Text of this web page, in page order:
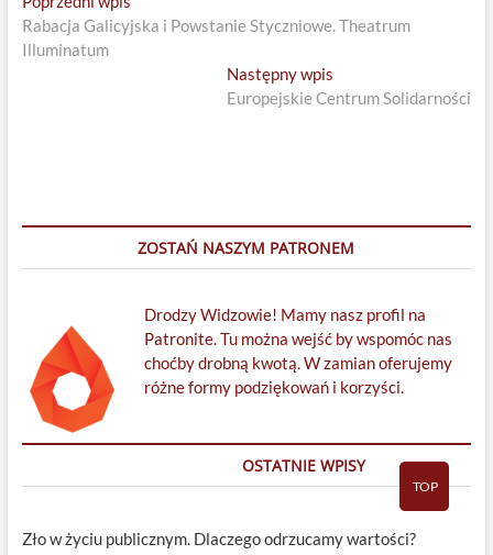
wpisu
post:
Rabacja Galicyjska i Powstanie Styczniowe. Theatrum
Illuminatum
Następny wpis
post:
Europejskie Centrum Solidarności
ZOSTAŃ NASZYM PATRONEM
Drodzy Widzowie! Mamy nasz profil na
Patronite. Tu można wejść by wspomóc nas
choćby drobną kwotą. W zamian oferujemy
różne formy podziękowań i korzyści.
OSTATNIE WPISY
Zło w życiu publicznym. Dlaczego odrzucamy wartości?
TOP